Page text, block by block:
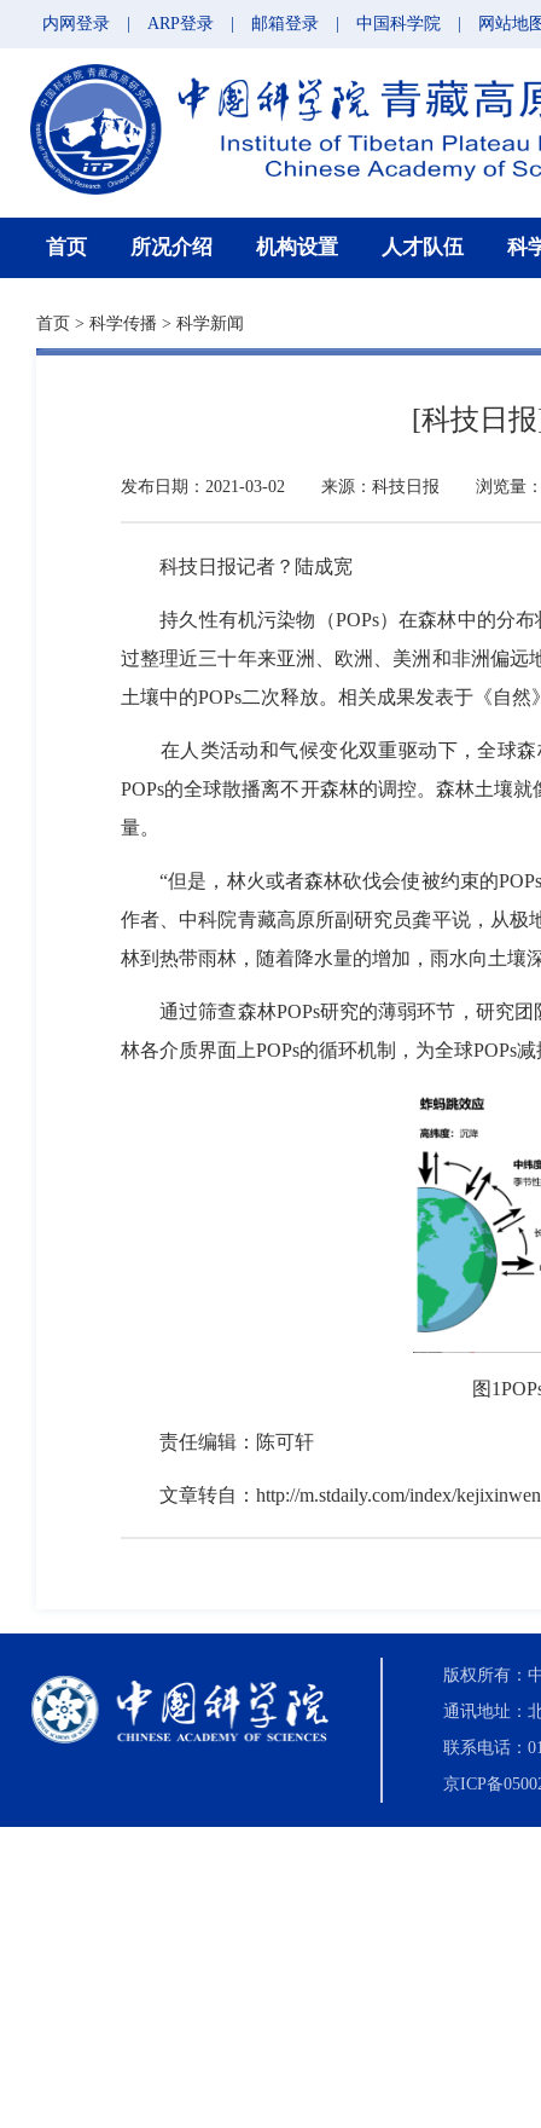
内网登录 ARP登录 邮箱登录 中国科学院 网站地
首页 所况介绍 机构设置 人才队伍 科
首页 > 科学传播 > 科学新闻
[科技日
发布日期：2021-03-02 来源：科技日报 浏览量
科技日报记者？陆成宽
持久性有机污染物（POPs）在森林中的分
过整理近三十年来亚洲、欧洲、美洲和非洲偏远
土壤中的POPs二次释放。相关成果发表于《自
在人类活动和气候变化双重驱动下，全球森
POPs的全球散播离不开森林的调控。森林土壤
量。
“但是，林火或者森林砍伐会使被约束的POPs
作者、中科院青藏高原所副研究员龚平说，从极
林到热带雨林，随着降水量的增加，雨水向土壤
通过筛查森林POPs研究的薄弱环节，研究团
林各介质界面上POPs的循环机制，为全球POPs
图
责任编辑：陈可轩
文章转自： http://m.stdaily.com/index/
版权所有：
通讯地址：
联系电话：
京ICP备